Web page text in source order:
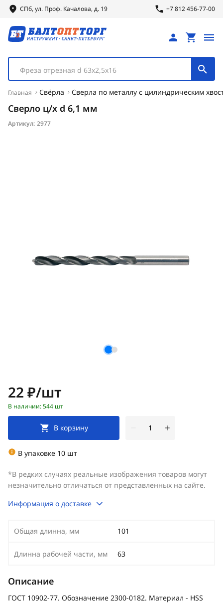
СПб, ул. Проф. Качалова, д. 19 +7 812 456-77-00
Фреза отрезная d 63х2,5х16
Главная Свёрла Сверла по металлу с цилиндрическим
Сверло ц/х d 6,1 мм
Артикул: 2977
Цена:
22 ₽/шт
В наличии: 544 шт
В корзину
В упаковке 10 шт
*В редких случаях реальные изображения товаров могут
незначительно отличаться от представленных на сайте.
Информация о доставке
Общая длинна, мм 101
Длинна рабочей части, мм 63
Описание
ГОСТ 10902-77. Обозначение 2300-0182. Материал - HSS